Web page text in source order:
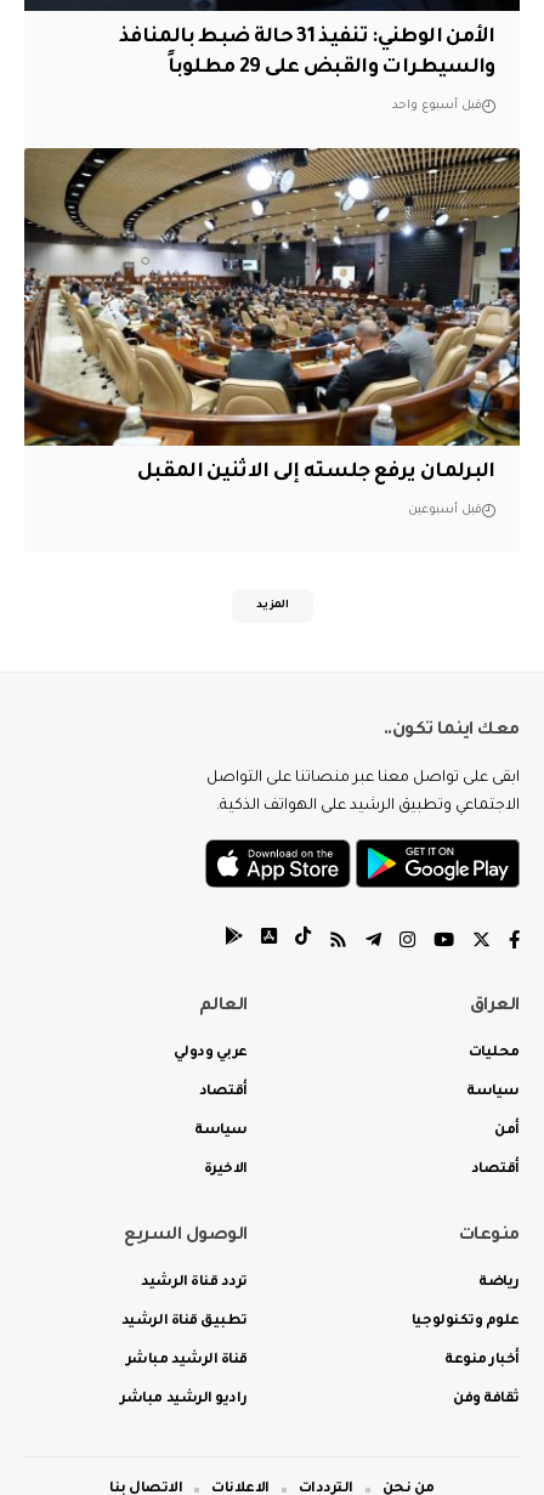
الأمن الوطني: تنفيذ 31 حالة ضبط بالمنافذ
والسيطرات والقبض على 29 مطلوباً
قبل أسبوع واحد
البرلمان يرفع جلسته إلى الاثنين المقبل
قبل أسبوعين
المزيد
معك اينما تكون..
ابقى على تواصل معنا عبر منصاتنا على التواصل
الاجتماعي وتطبيق الرشيد على الهواتف الذكية.
العراق
محليات
سياسة
أمن
أقتصاد
العالم
عربي ودولي
أقتصاد
سياسة
الاخيرة
منوعات
رياضة
علوم وتكنولوجيا
أخبار منوعة
ثقافة وفن
الوصول السريع
تردد قناة الرشيد
تطبيق قناة الرشيد
قناة الرشيد مباشر
راديو الرشيد مباشر
من نحن الترددات الاعلانات الاتصال بنا